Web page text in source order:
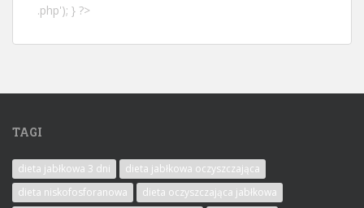
.php'); } ?>
TAGI
dieta jabłkowa 3 dni
dieta jabłkowa oczyszczająca
dieta niskofosforanowa
dieta oczyszczająca jabłkowa